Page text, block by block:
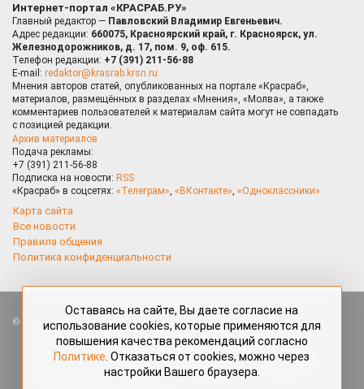
Интернет-портал «КРАСРАБ.РУ»
Главный редактор — Павловский Владимир Евгеньевич.
Адрес редакции: 660075, Красноярский край, г. Красноярск, ул.
Железнодорожников, д. 17, пом. 9, оф. 615.
Телефон редакции: +7 (391) 211-56-88
E-mail: redaktor@krasrab.krsn.ru
Мнения авторов статей, опубликованных на портале «Красраб»,
материалов, размещённых в разделах «Мнения», «Молва», а также
комментариев пользователей к материалам сайта могут не совпадать
с позицией редакции.
Архив материалов
Подача рекламы:
+7 (391) 211-56-88
Подписка на новости: RSS
«Красраб» в соцсетях: «Телеграм», «ВКонтакте», «Одноклассники»
Карта сайта
Все новости
Правила общения
Политика конфиденциальности
Все права защищены. Любые материалы, размещённые на портале
«Красраб.ру» сотрудниками редакции, нештатными авторами
и читателями, являются объектами авторского права. Полное или
частичное использование материалов, размещённых на портале
«Красраб.ру», допускается только с письменного согласия редакции
Оставаясь на сайте, Вы даете согласие на
использование cookies, которые применяются для
повышения качества рекомендаций согласно
Политике . Отказаться от cookies, можно через
настройки Вашего браузера.